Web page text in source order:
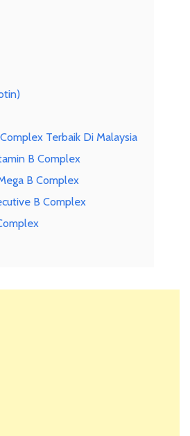
Terbaik Di Malaysia
B Complex
B Complex
B Complex